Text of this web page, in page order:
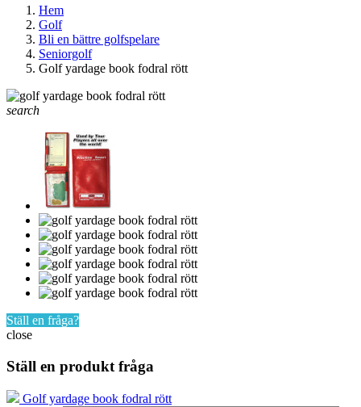
Hem
Golf
Bli en bättre golfspelare
Seniorgolf
Golf yardage book fodral rött
search
Ställ en fråga?
close
Ställ en produkt fråga
Golf yardage book fodral rött